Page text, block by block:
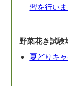
習を行い
野菜花き試験
夏どりキ